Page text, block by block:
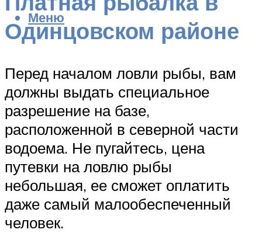
Меню
Одинцовском районе
Перед началом ловли рыбы, вам
должны выдать специальное
разрешение на базе,
расположенной в северной части
водоема. Не пугайтесь, цена
путевки на ловлю рыбы
небольшая, ее сможет оплатить
даже самый малообеспеченный
человек.